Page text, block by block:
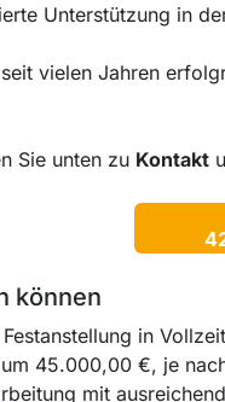
Unterstützung in
vielen Jahren
Sie unten zu Kontakt
können
in Vollzeit
45.000,00 €, je
mit